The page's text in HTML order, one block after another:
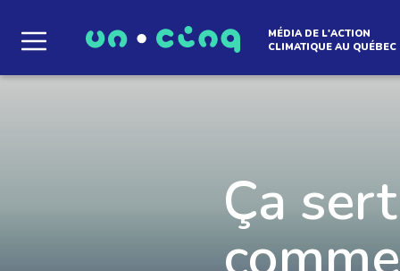
Le média qui
MÉDIA DE L'ACTION
CLIMATIQUE AU QUÉBEC
Ça